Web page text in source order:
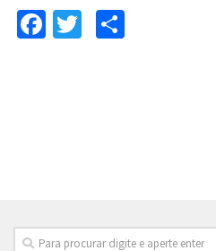
Facebook
Twitter